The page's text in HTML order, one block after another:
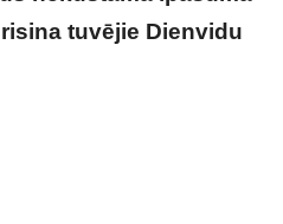
tuvējie Dienvidu